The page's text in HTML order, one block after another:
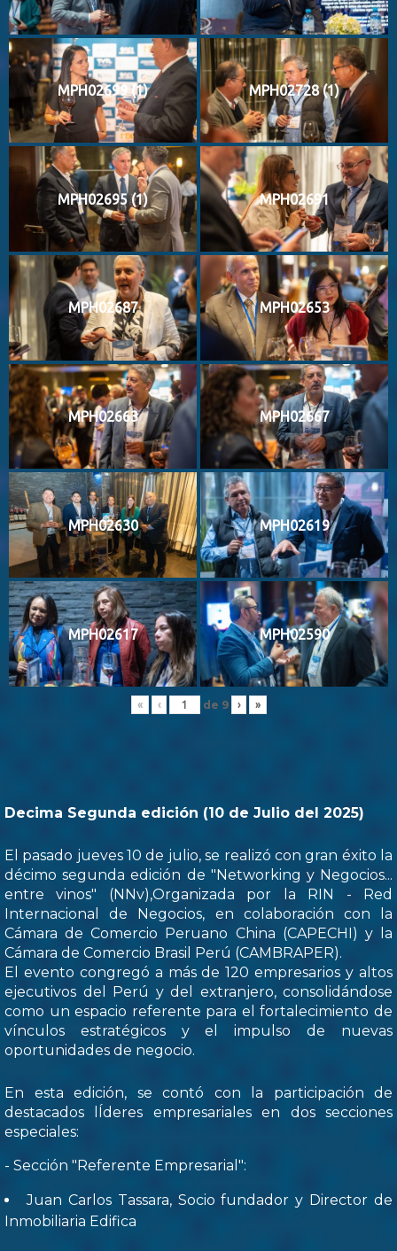
MPH02699 (1) MPH02728 (1)
MPH02695 (1) MPH02691
MPH02687 MPH02653
MPH02663 MPH02667
MPH02630 MPH02619
MPH02617 MPH02590
« ‹ de 9 › »
Decima Segunda edición (10 de Julio del 2025)
El pasado jueves 10 de julio, se realizó con gran éxito la
décimo segunda edición de "Networking y Negocios...
entre vinos" (NNv),Organizada por la RIN - Red
Internacional de Negocios, en colaboración con la
Cámara de Comercio Peruano China (CAPECHI) y la
Cámara de Comercio Brasil Perú (CAMBRAPER).
El evento congregó a más de 120 empresarios y altos
ejecutivos del Perú y del extranjero, consolidándose
como un espacio referente para el fortalecimiento de
vínculos estratégicos y el impulso de nuevas
oportunidades de negocio.
En esta edición, se contó con la participación de
destacados lÍderes empresariales en dos secciones
especiales:
- Sección "Referente Empresarial":
Juan Carlos Tassara, Socio fundador y Director de
Inmobiliaria Edifica